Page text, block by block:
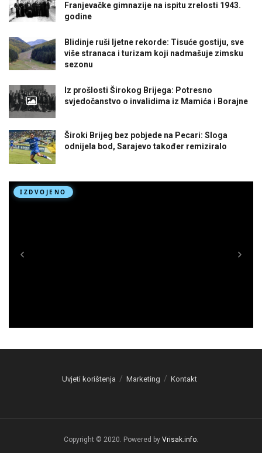
Franjevačke gimnazije na ispitu zrelosti 1943.
godine
Blidinje ruši ljetne rekorde: Tisuće gostiju, sve
više stranaca i turizam koji nadmašuje zimsku
sezonu
Iz prošlosti Širokog Brijega: Potresno
svjedočanstvo o invalidima iz Mamića i Borajne
Široki Brijeg bez pobjede na Pecari: Sloga
odnijela bod, Sarajevo također remiziralo
Uvjeti korištenja Marketing Kontakt
Copyright © 2020. Powered by Vrisak.info